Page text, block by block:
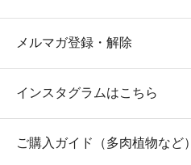
メルマガ登録・解除
インスタグラムはこちら
ご購入ガイド（多肉植物など）